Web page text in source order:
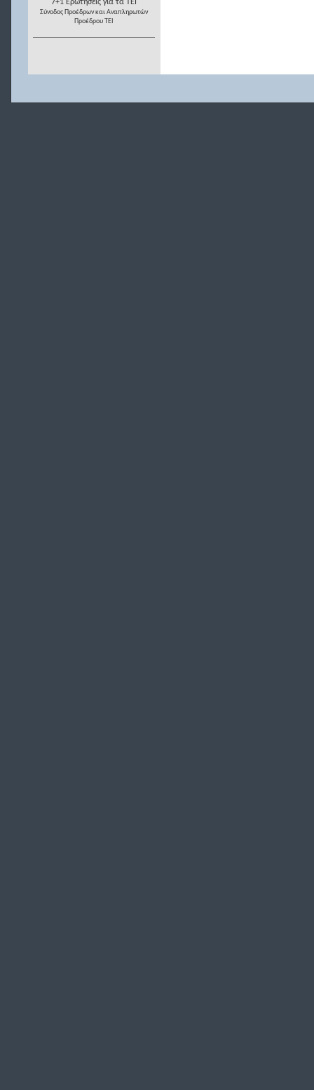
7+1 Ερωτήσεις για τα ΤΕΙ
Σύνοδος Προέδρων και Αναπληρωτών
Προέδρου ΤΕΙ